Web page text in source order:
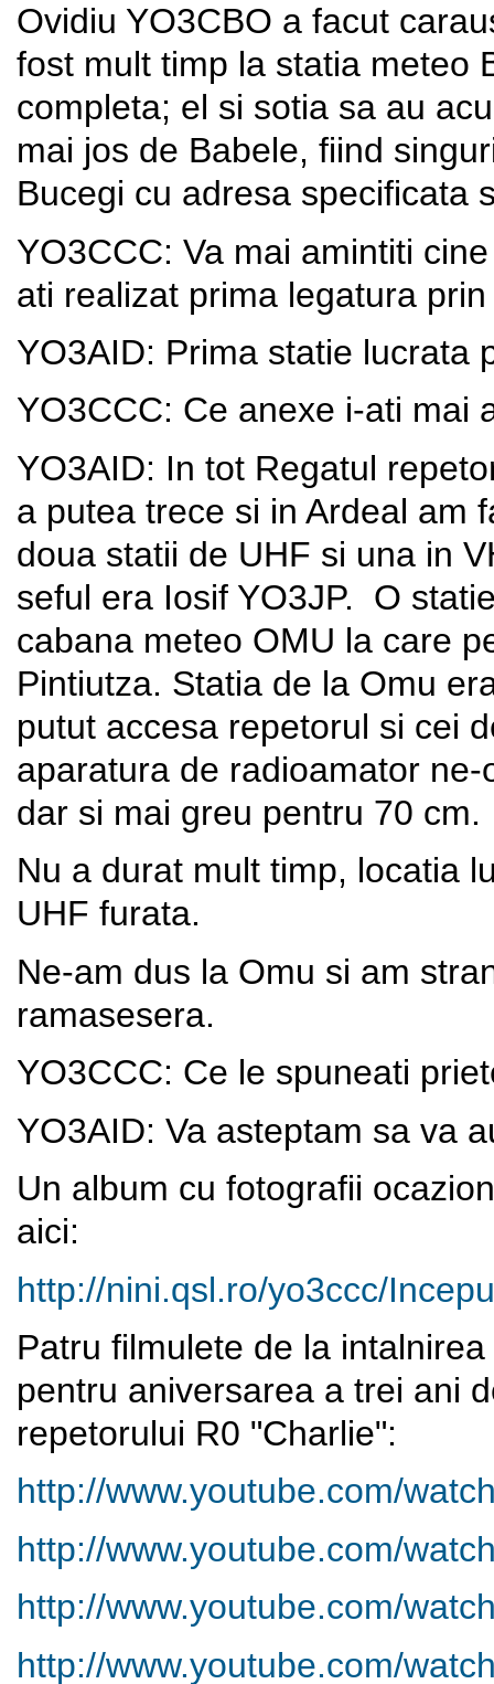
Ovidiu YO3CBO a facut
fost mult timp la statia meteo
completa; el si sotia sa au
mai jos de Babele, fiind
Bucegi cu adresa specificata
YO3CCC: Va mai amintiti
ati realizat prima legatura
YO3AID: Prima statie lucrata
YO3CCC: Ce anexe i-ati mai
YO3AID: In tot Regatul
a putea trece si in Ardeal am
doua statii de UHF si una in
seful era Iosif YO3JP. O
cabana meteo OMU la care
Pintiutza. Statia de la Omu
putut accesa repetorul si cei
aparatura de radioamator
dar si mai greu pentru 70 cm.
Nu a durat mult timp, locatia
UHF furata.
Ne-am dus la Omu si am
ramasesera.
YO3CCC: Ce le spuneati
YO3AID: Va asteptam sa
Un album cu fotografii
aici:
http://nini.qsl.ro/yo3ccc/
Patru filmulete de la
pentru aniversarea a trei ani
repetorului R0 "Charlie":
http://www.youtube.com/
http://www.youtube.com/
http://www.youtube.com/
http://www.youtube.com/